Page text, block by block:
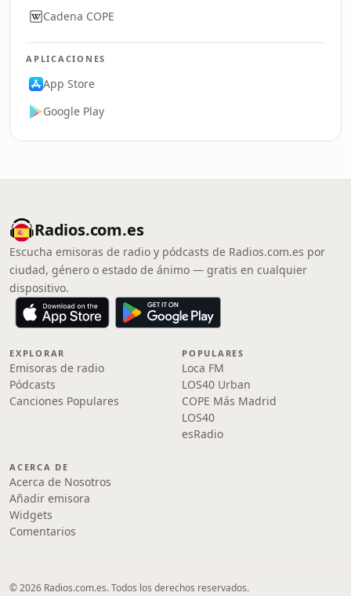
Cadena COPE
APLICACIONES
App Store
Google Play
Radios.com.es
Escucha emisoras de radio y pódcasts de Radios.com.es por
ciudad, género o estado de ánimo — gratis en cualquier
dispositivo.
EXPLORAR
Emisoras de radio
Pódcasts
Canciones Populares
POPULARES
Loca FM
LOS40 Urban
COPE Más Madrid
LOS40
esRadio
ACERCA DE
Acerca de Nosotros
Añadir emisora
Widgets
Comentarios
© 2026 Radios.com.es. Todos los derechos reservados.